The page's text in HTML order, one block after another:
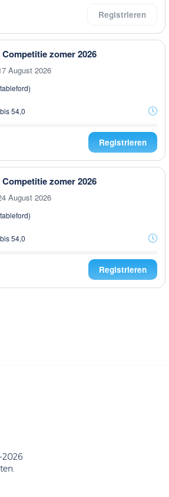
Registrieren
zomer 2026
August 2026
54,0
Registrieren
zomer 2026
August 2026
54,0
Registrieren
2026